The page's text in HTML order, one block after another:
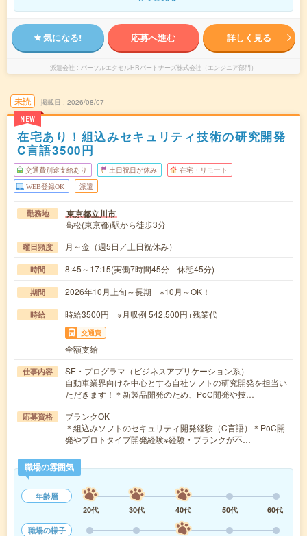
気になる! 応募へ進む 詳しく見る
派遣会社 パーソルエクセルHRパートナーズ株式会社（エンジニア部門）
未読
NEW
掲載日 2026/08/07
在宅あり！組込みセキュリティ技術の研究開発
C言語3500円
交通費別途支給あり 土日祝日が休み 在宅・リモート
WEB登録OK 派遣
勤務地 東京都立川市
高松(東京都)駅から徒歩3分
曜日頻度 月～金（週5日／土日祝休み）
時間 8:45～17:15(実働7時間45分 休憩45分)
期間 2026年10月上旬～長期 ※10月～OK！
時給 時給3500円 ※月収例 542,500円+残業代
交通費
全額支給
仕事内容
SE・プログラマ（ビジネスアプリケーション系）
自動車業界向けを中心とする自社ソフトの研究開発を担当い
ただきます！＊新製品開発のため、PoC開発や技…
応募資格
ブランクOK
＊組込みソフトのセキュリティ開発経験（C言語）＊PoC開
発やプロトタイプ開発経験※経験・ブランクが不…
職場の雰囲気
年齢層
20代
30代 40代 50代
60代
職場の様子